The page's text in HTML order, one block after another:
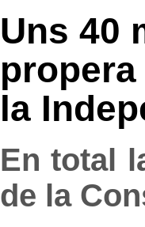
Uns 40
la
En total
de la